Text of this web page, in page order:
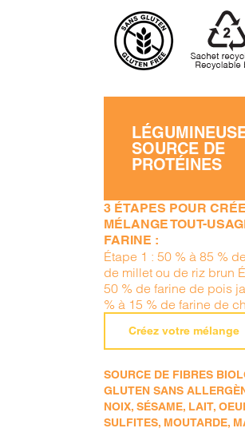
SOURCE DE
PROTÉINES
3 ÉTAPES POUR
MÉLANGE TOUT-
FARINE :
Étape 1 : 50 % à 85 %
de millet ou de riz brun
50 % de farine de pois
% à 15 % de farine de
Créez votre mélange
SOURCE DE FIBRES
GLUTEN SANS
NOIX, SÉSAME, LAIT,
SULFITES, MOUTARDE,